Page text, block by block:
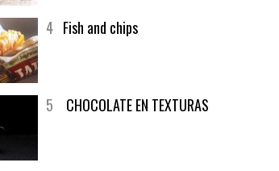
4 Fish and chips
5 CHOCOLATE EN TEXTURAS